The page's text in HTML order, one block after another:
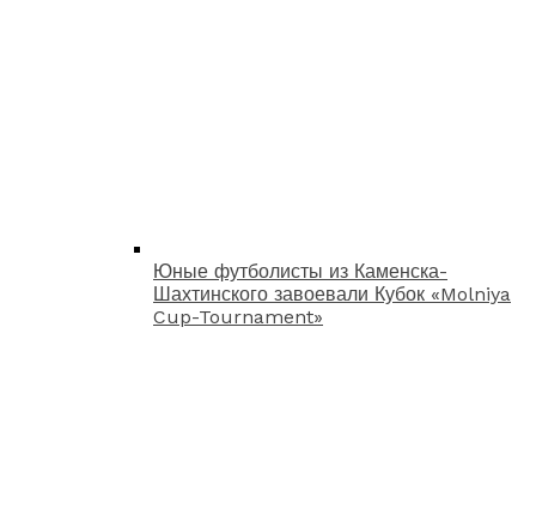
Юные футболисты из Каменска-
Шахтинского завоевали Кубок «Molniya
Cup-Tournament»